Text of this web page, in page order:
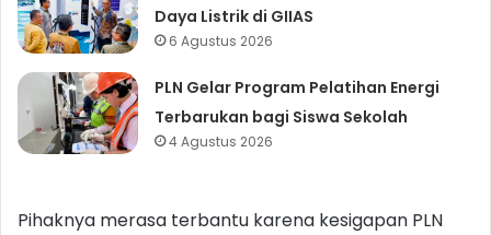
Daya Listrik di GIIAS
6 Agustus 2026
PLN Gelar Program Pelatihan Energi
Terbarukan bagi Siswa Sekolah
4 Agustus 2026
Pihaknya merasa terbantu karena kesigapan PLN